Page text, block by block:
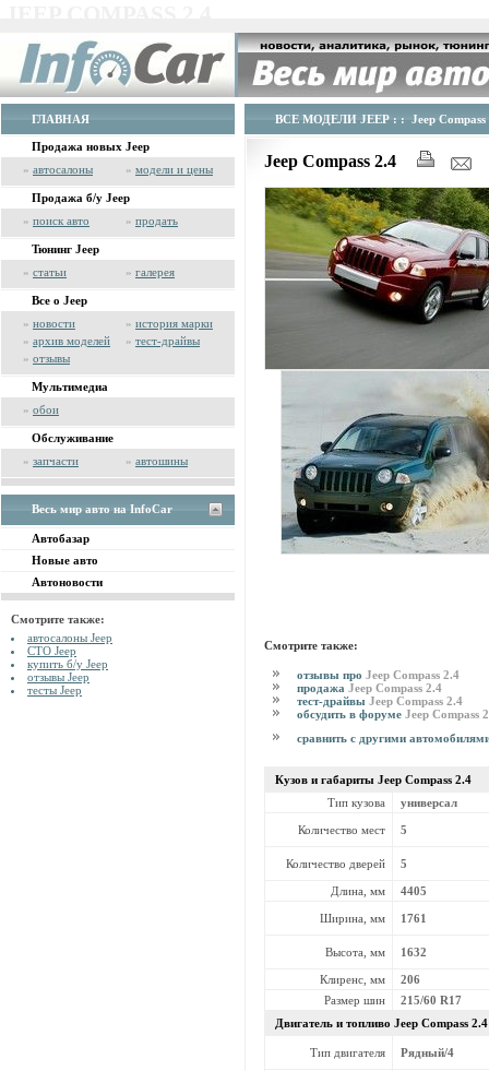
ГЛАВНАЯ
Продажа новых Jeep
» автосалоны » модели и цены
Продажа б/у Jeep
» поиск авто » продать
Тюнинг Jeep
» статьи » галерея
Все о Jeep
» новости » история марки
» архив моделей » тест-драйвы
» отзывы
Мультимедиа
» обои
Обслуживание
» запчасти » автошины
Весь мир авто на InfoCar
Автобазар
Новые авто
Автоновости
Смотрите также:
автосалоны Jeep
СТО Jeep
купить б/у Jeep
отзывы Jeep
тесты Jeep
ВСЕ МОДЕЛИ JEEP : : Jeep Compass
Jeep Compass 2.4
Смотрите также:
отзывы про Jeep Compass 2.4
продажа Jeep Compass 2.4
тест-драйвы Jeep Compass 2.4
обсудить в форуме Jeep Compass
сравнить с другими
Кузов и габариты Jeep Compass 2.4
Тип кузова
универсал
Количество мест 5
Количество дверей 5
Длина, мм 4405
Ширина, мм 1761
Высота, мм 1632
Клиренс, мм
206
Размер шин
215/60 R17
Двигатель и топливо Jeep Compass 2.4
Тип двигателя Рядный/4